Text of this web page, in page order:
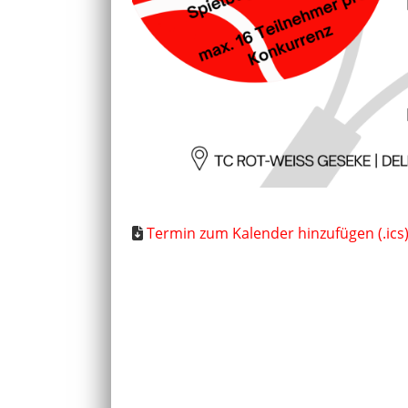
Termin zum Kalender hinzufügen (.ics)